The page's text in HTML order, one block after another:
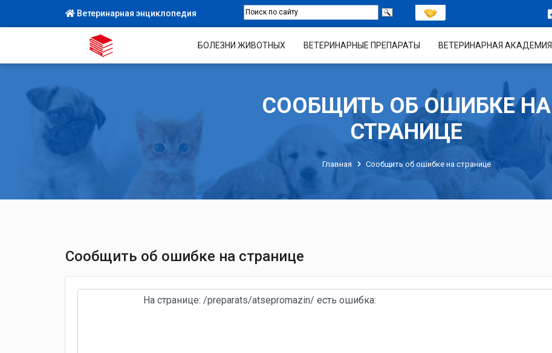
Ветеринарная энциклопедия
БОЛЕЗНИ ЖИВОТНЫХ ВЕТЕРИНАРНЫЕ ПРЕПАРАТЫ ВЕТЕРИНАРНАЯ АКАДЕМИЯ
СООБЩИТЬ ОБ ОШИБКЕ НА
СТРАНИЦЕ
Главная Сообщить об ошибке на странице
Сообщить об ошибке на странице